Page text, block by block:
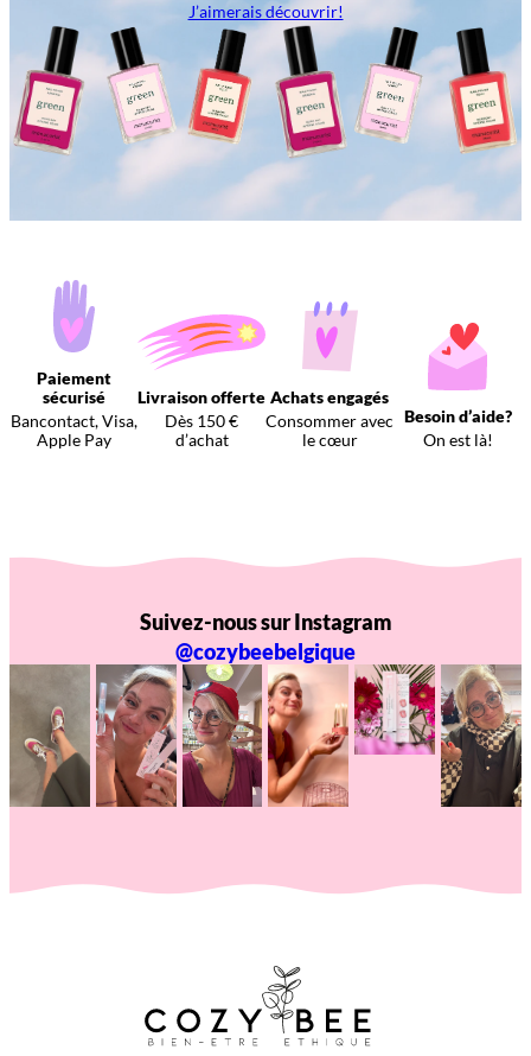
J’aimerais découvrir!
Paiement
sécurisé
Bancontact, Visa,
Apple Pay
Livraison offerte
Dès 150 €
d’achat
Achats engagés
Consommer avec
le cœur
Besoin d’aide?
On est là!
Suivez-nous sur Instagram
@cozybeebelgique